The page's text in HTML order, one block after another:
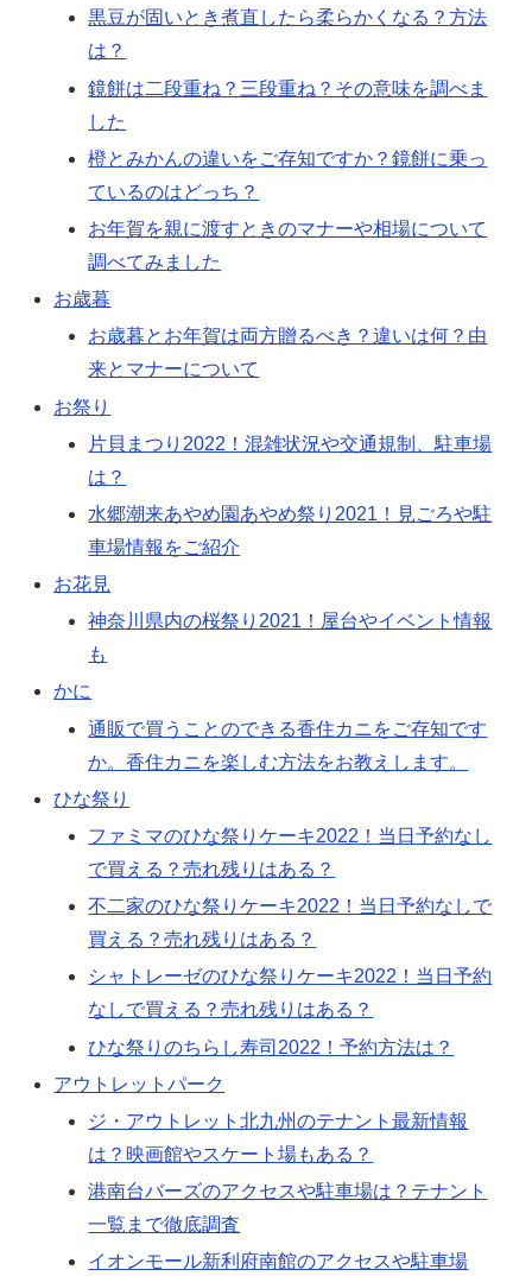
黒豆が固いとき煮直したら柔らかくなる？方法
は？
鏡餅は二段重ね？三段重ね？その意味を調べま
した
橙とみかんの違いをご存知ですか？鏡餅に乗っ
ているのはどっち？
お年賀を親に渡すときのマナーや相場について
調べてみました
お歳暮
お歳暮とお年賀は両方贈るべき？違いは何？由
来とマナーについて
お祭り
片貝まつり2022！混雑状況や交通規制、駐車場
は？
水郷潮来あやめ園あやめ祭り2021！見ごろや駐
車場情報をご紹介
お花見
神奈川県内の桜祭り2021！屋台やイベント情報
も
かに
通販で買うことのできる香住カニをご存知です
か。香住カニを楽しむ方法をお教えします。
ひな祭り
ファミマのひな祭りケーキ2022！当日予約なし
で買える？売れ残りはある？
不二家のひな祭りケーキ2022！当日予約なしで
買える？売れ残りはある？
シャトレーゼのひな祭りケーキ2022！当日予約
なしで買える？売れ残りはある？
ひな祭りのちらし寿司2022！予約方法は？
アウトレットパーク
ジ・アウトレット北九州のテナント最新情報
は？映画館やスケート場もある？
港南台バーズのアクセスや駐車場は？テナント
一覧まで徹底調査
イオンモール新利府南館のアクセスや駐車場